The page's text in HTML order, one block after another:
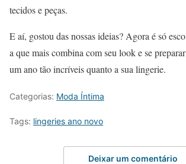
tecidos e peças.
E aí, gostou das nossas ideias? Agora é só
a que mais combina com seu look e se
um ano tão incríveis quanto a sua lingerie.
Categorias: Moda Íntima
Tags: lingeries ano novo
Deixar um comentário